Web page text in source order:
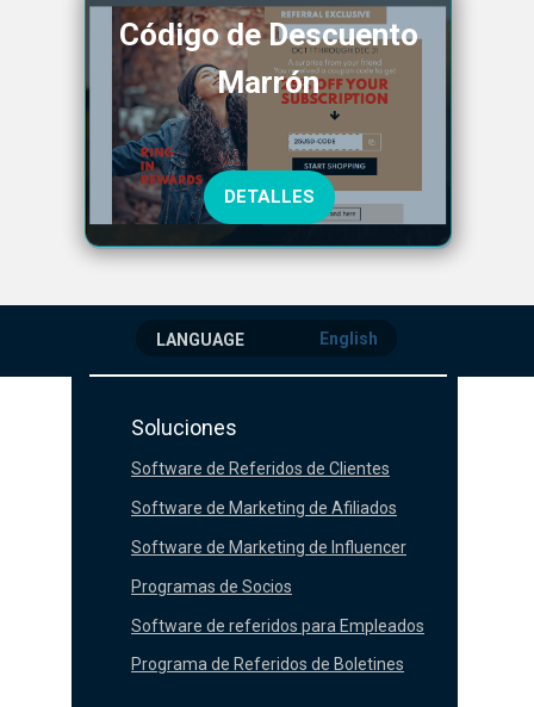
DETALLES
Código de Descuento
Marrón
English
LANGUAGE
Software de Referidos de Clientes
Programa de Referidos de Boletines
Programas de Socios
Software de Marketing de Influencer
Software de Marketing de Afiliados
Software de referidos para Empleados
Soluciones